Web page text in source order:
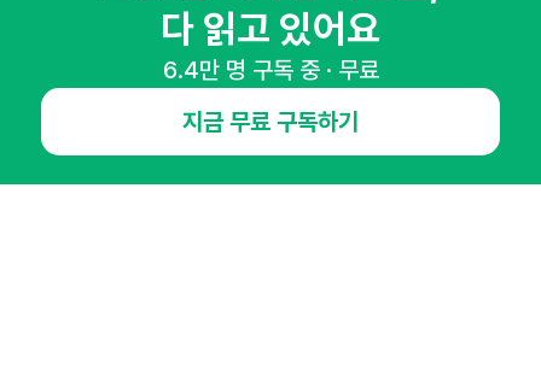
65,043명의 마케터를 성장시키는 뉴스레터
NHN AD
다 읽고 있어요
6.4만 명 구독 중 · 무료
지금 무료 구독하기